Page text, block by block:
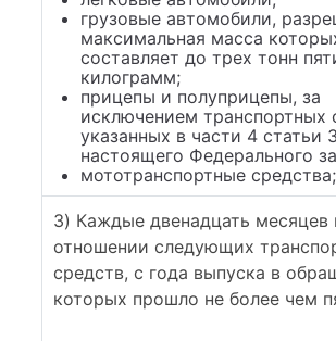
грузовые автомобили,
максимальная масса
составляет до трех тонн
килограмм;
прицепы и полуприцепы, за
исключением транспортных
указанных в части 4 статьи
настоящего Федерального
мототранспортные средства;
3) Каждые двенадцать месяцев
отношении следующих
средств, с года выпуска в
которых прошло не более чем